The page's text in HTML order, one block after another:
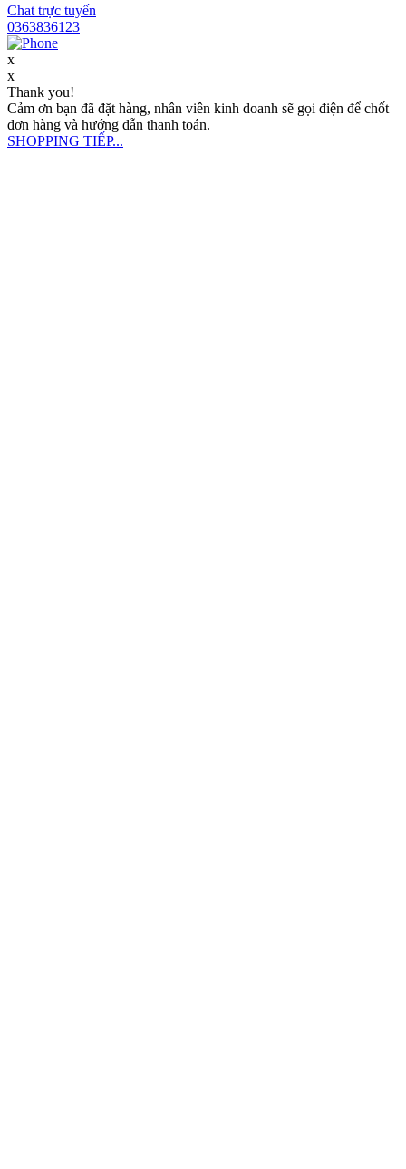
Chat trực tuyến
0363836123
x
x
Thank you!
Cảm ơn bạn đã đặt hàng, nhân viên kinh doanh sẽ gọi điện để chốt
đơn hàng và hướng dẫn thanh toán.
SHOPPING TIẾP...